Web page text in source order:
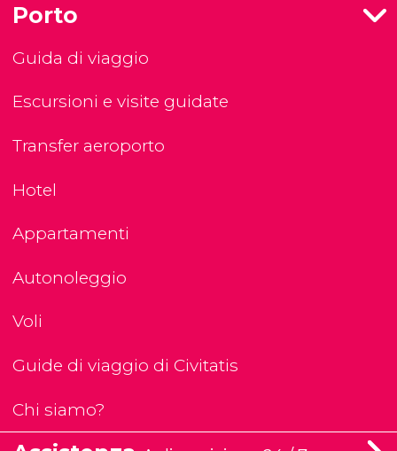
Porto
Guida di viaggio
Escursioni e visite guidate
Transfer aeroporto
Hotel
Appartamenti
Autonoleggio
Voli
Guide di viaggio di Civitatis
Chi siamo?